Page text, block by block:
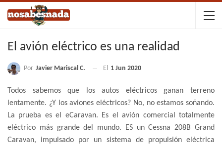
El avión eléctrico es una realidad
Por Javier Mariscal C. El 1 Jun 2020
Todos sabemos que los autos eléctricos ganan terreno
lentamente. ¿Y los aviones eléctricos? No, no estamos soñando.
La prueba es el eCaravan. Es el avión comercial totalmente
eléctrico más grande del mundo. ES un Cessna 208B Grand
Caravan, impulsado por un sistema de propulsión eléctrica